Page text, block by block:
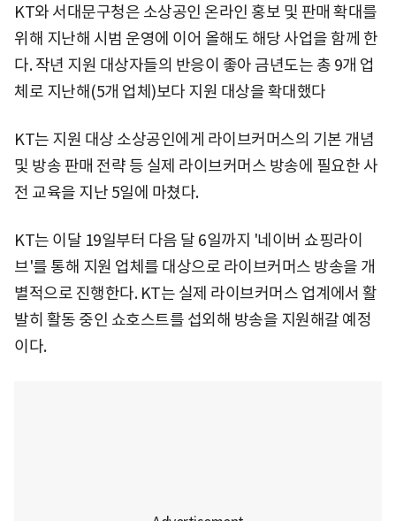
KT와 서대문구청은 소상공인 온라인 홍보 및 판매 확대를
위해 지난해 시범 운영에 이어 올해도 해당 사업을 함께 한
다. 작년 지원 대상자들의 반응이 좋아 금년도는 총 9개 업
체로 지난해(5개 업체)보다 지원 대상을 확대했다
KT는 지원 대상 소상공인에게 라이브커머스의 기본 개념
및 방송 판매 전략 등 실제 라이브커머스 방송에 필요한 사
전 교육을 지난 5일에 마쳤다.
KT는 이달 19일부터 다음 달 6일까지 '네이버 쇼핑라이
브'를 통해 지원 업체를 대상으로 라이브커머스 방송을 개
별적으로 진행한다. KT는 실제 라이브커머스 업계에서 활
발히 활동 중인 쇼호스트를 섭외해 방송을 지원해갈 예정
이다.